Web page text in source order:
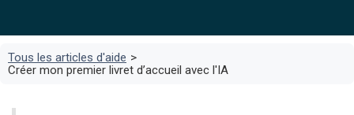
Tous les articles d'aide >
Créer mon premier livret d’accueil avec l'IA